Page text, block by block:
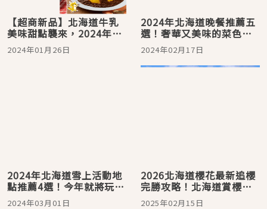
【超商新品】北海道牛乳
美味甜點襲來，2024年去
日本便利商店就要吃這
些！
2024年01月26日
2024年北海道晚餐推薦五
選！奢華又美味的菜色在
這裡能找齊
2024年02月17日
2024年北海道雪上活動地
點推薦4選！今年就將玩雪
納入必玩清單吧
2024年03月01日
2026北海道櫻花最新追櫻
完勝攻略！北海道賞櫻推
薦景點TOP10
2025年02月15日